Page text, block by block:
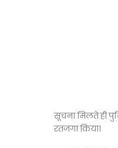
सूचना मिलते ही
रतजगा किया।